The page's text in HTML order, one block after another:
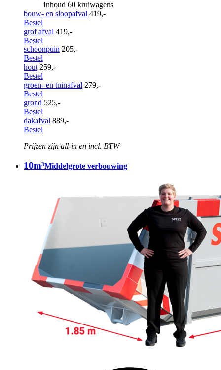
Inhoud 60 kruiwagens
bouw- en sloopafval 419,-
Bestel
grof afval 419,-
Bestel
schoonpuin 205,-
Bestel
hout 259,-
Bestel
groen- en tuinafval 279,-
Bestel
grond 525,-
Bestel
dakafval 889,-
Bestel
Prijzen zijn all-in en incl. BTW
10m³Middelgrote verbouwing